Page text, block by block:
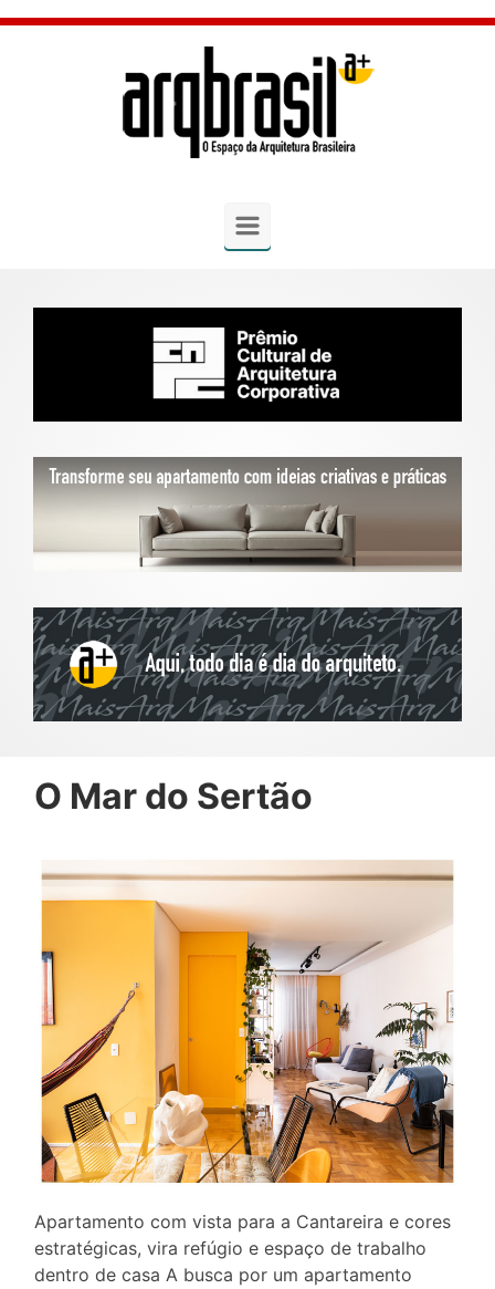
Skip to main content
O Mar do Sertão
Apartamento com vista para a Cantareira e cores
estratégicas, vira refúgio e espaço de trabalho
dentro de casa A busca por um apartamento